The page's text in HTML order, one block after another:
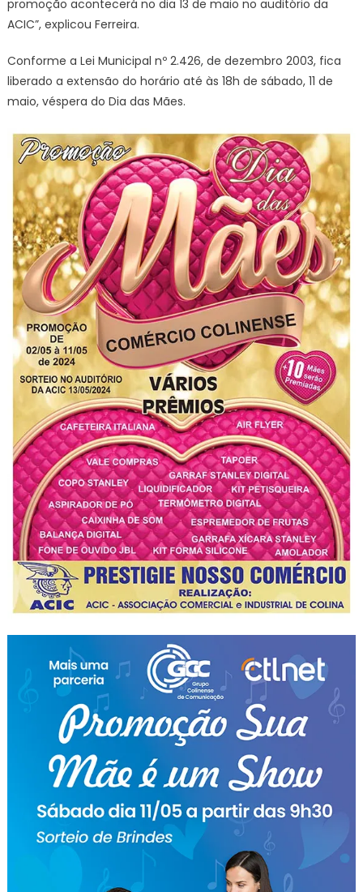
promoção acontecerá no dia 13 de maio no auditório da
ACIC”, explicou Ferreira.
Conforme a Lei Municipal nº 2.426, de dezembro 2003, fica
liberado a extensão do horário até às 18h de sábado, 11 de
maio, véspera do Dia das Mães.